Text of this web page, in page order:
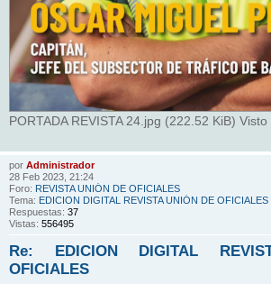
PORTADA REVISTA 24.jpg (222.52 KiB)
por Administrador
28 Feb 2023, 21:24
Foro: REVISTA UNIÓN DE OFICIALES
Tema: EDICION DIGITAL REVISTA UNIÓN DE OFICIALES
Respuestas: 37
Vistas: 556495
Re: EDICION DIGITAL
OFICIALES